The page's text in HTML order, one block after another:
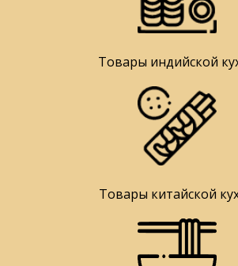
Товары индийской
Товары китайской